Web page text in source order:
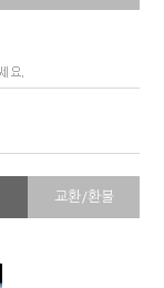
교환/환불